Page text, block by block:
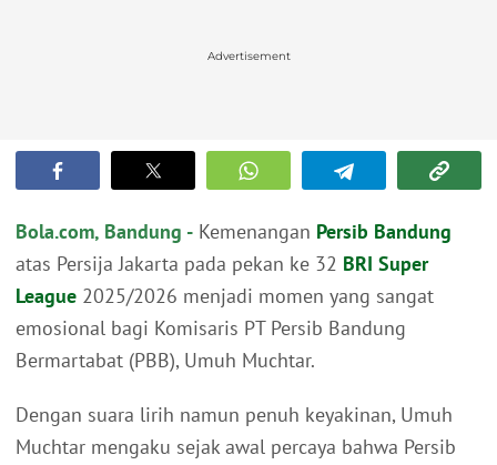
Advertisement
Bola.com, Bandung - Kemenangan Persib Bandung
atas Persija Jakarta pada pekan ke 32 BRI Super
League 2025/2026 menjadi momen yang sangat
emosional bagi Komisaris PT Persib Bandung
Bermartabat (PBB), Umuh Muchtar.
Dengan suara lirih namun penuh keyakinan, Umuh
Muchtar mengaku sejak awal percaya bahwa Persib